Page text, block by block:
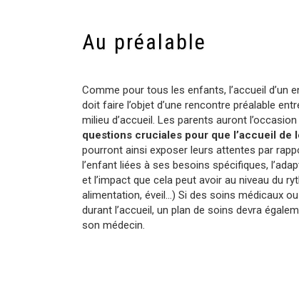
Au préalable
Comme pour tous les enfants, l’accueil d’un
doit faire l’objet d’une rencontre préalable
milieu d’accueil. Les parents auront l’occasion
questions cruciales pour que l’accueil de
pourront ainsi exposer leurs attentes par
l’enfant liées à ses besoins spécifiques,
et l’impact que cela peut avoir au niveau du
alimentation, éveil…) Si des soins médicaux
durant l’accueil, un plan de soins devra
son médecin.